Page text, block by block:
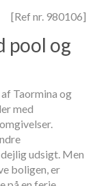
[Ref nr. 980106]
pool og
Taormina og
med
udsigt. Men
boligen, er